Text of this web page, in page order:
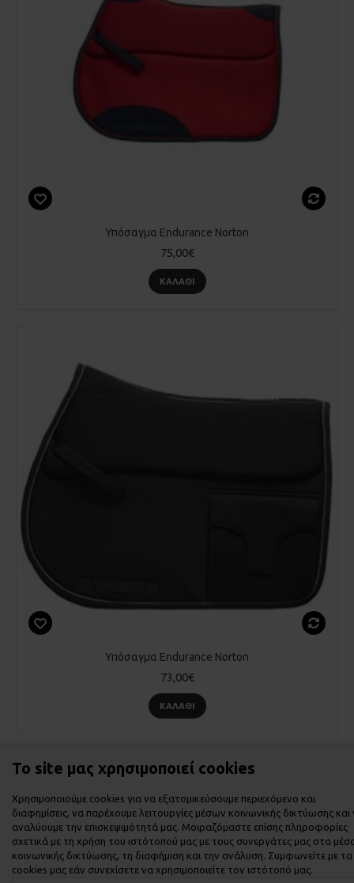
Υπόσαγμα Endurance Norton
75,00€
ΚΑΛΆΘΙ
Υπόσαγμα Endurance Norton
73,00€
ΚΑΛΆΘΙ
Εμφάνιση 1 έως 7 από 7 (1 Σελ.)
Το site μας χρησιμοποιεί cookies
Χρησιμοποιούμε cookies για να εξατομικεύσουμε περιεχόμενο και
διαφημίσεις, να παρέχουμε λειτουργίες μέσων κοινωνικής δικτύωσης και
αναλύουμε την επισκεψιμότητά μας. Μοιραζόμαστε επίσης πληροφορίες
σχετικά με τη χρήση του ιστότοπού μας με τους συνεργάτες μας στα
κοινωνικής δικτύωσης, τη διαφήμιση και την ανάλυση. Συμφωνείτε με τα
cookies μας εάν συνεχίσετε να χρησιμοποιείτε τον ιστότοπό μας.